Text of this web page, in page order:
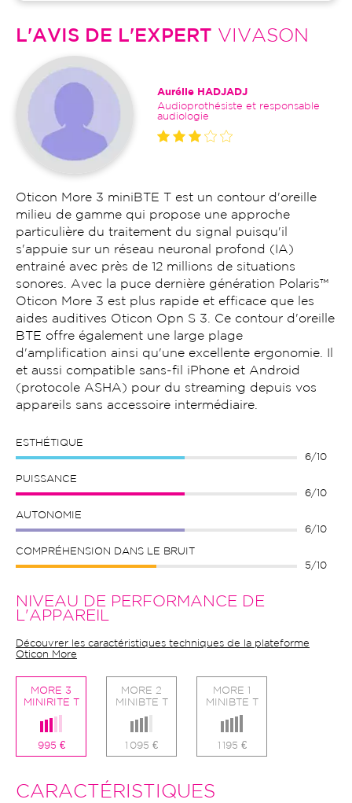
L'AVIS DE L'EXPERT VIVASON
Aurélie HADJADJ
Audioprothésiste et responsable
audiologie
Oticon More 3 miniBTE T est un contour d'oreille
milieu de gamme qui propose une approche
particulière du traitement du signal puisqu'il
s'appuie sur un réseau neuronal profond (IA)
entrainé avec près de 12 millions de situations
sonores. Avec la puce dernière génération Polaris™
Oticon More 3 est plus rapide et efficace que les
aides auditives Oticon Opn S 3. Ce contour d'oreille
BTE offre également une large plage
d'amplification ainsi qu'une excellente ergonomie. Il
et aussi compatible sans-fil iPhone et Android
(protocole ASHA) pour du streaming depuis vos
appareils sans accessoire intermédiaire.
ESTHÉTIQUE
6/10
PUISSANCE
6/10
AUTONOMIE
6/10
COMPRÉHENSION DANS LE BRUIT
5/10
NIVEAU DE PERFORMANCE DE
L'APPAREIL
Découvrer les caractéristiques techniques de la plateforme
Oticon More
MORE 3
MINIRITE T
995 €
MORE 2
MINIBTE T
1 095 €
MORE 1
MINIBTE T
1 195 €
CARACTÉRISTIQUES